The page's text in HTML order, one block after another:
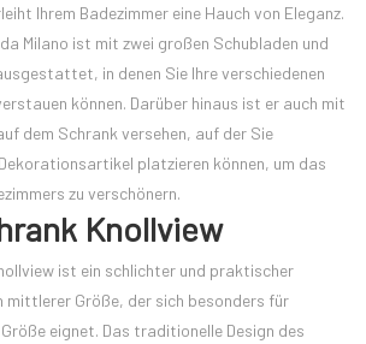
Ihrem Badezimmer eine Hauch von Eleganz.
Milano ist mit zwei großen Schubladen und
in denen Sie Ihre verschiedenen
können. Darüber hinaus ist er auch mit
dem Schrank versehen, auf der Sie
platzieren können, um das
zu verschönern.
Knollview
ist ein schlichter und praktischer
mittlerer Größe, der sich besonders für
eignet. Das traditionelle Design des